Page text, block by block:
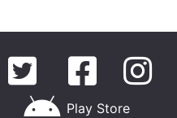
Play Store